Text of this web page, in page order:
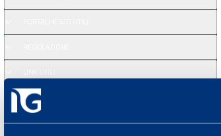
SUPPORTO